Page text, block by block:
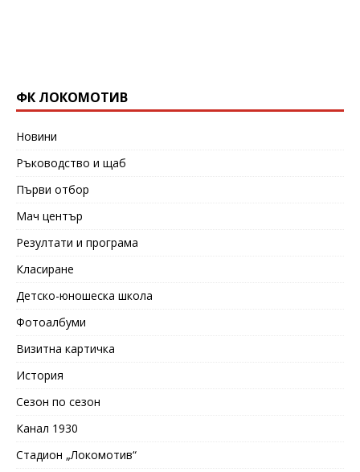
ФК ЛОКОМОТИВ
Новини
Ръководство и щаб
Първи отбор
Мач център
Резултати и програма
Класиране
Детско-юношеска школа
Фотоалбуми
Визитна картичка
История
Сезон по сезон
Канал 1930
Стадион „Локомотив“